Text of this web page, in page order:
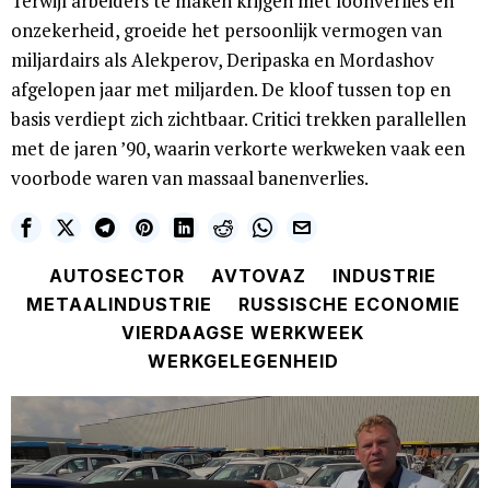
onzekerheid, groeide het persoonlijk vermogen van
miljardairs als Alekperov, Deripaska en Mordashov
afgelopen jaar met miljarden. De kloof tussen top en
basis verdiept zich zichtbaar. Critici trekken parallellen
met de jaren ’90, waarin verkorte werkweken vaak een
voorbode waren van massaal banenverlies.
AUTOSECTOR AVTOVAZ
INDUSTRIE
METAALINDUSTRIE
RUSSISCHE ECONOMIE
VIERDAAGSE WERKWEEK
WERKGELEGENHEID